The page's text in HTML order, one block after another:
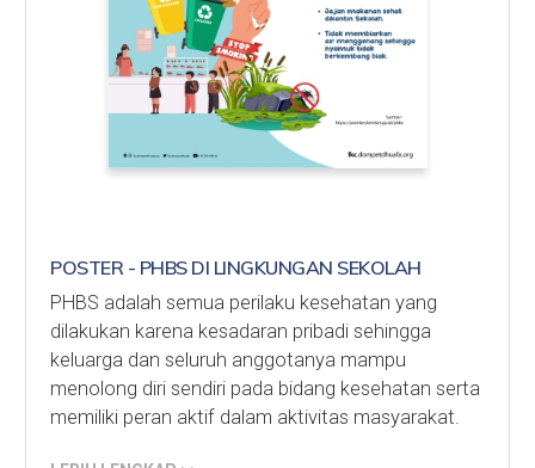
POSTER - PHBS DI LINGKUNGAN SEKOLAH
PHBS adalah semua perilaku kesehatan yang
dilakukan karena kesadaran pribadi sehingga
keluarga dan seluruh anggotanya mampu
menolong diri sendiri pada bidang kesehatan serta
memiliki peran aktif dalam aktivitas masyarakat.